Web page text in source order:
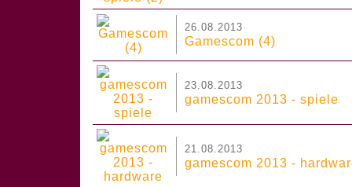
26.08.2013
Gamescom (4)
23.08.2013
gamescom 2013 - spiele
21.08.2013
gamescom 2013 -